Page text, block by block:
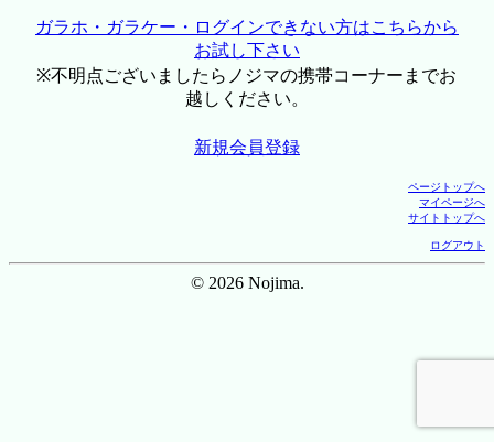
ガラホ・ガラケー・ログインできない方はこちらから
お試し下さい
※不明点ございましたらノジマの携帯コーナーまでお
越しください。
新規会員登録
ページトップへ
マイページへ
サイトトップへ
ログアウト
© 2026 Nojima.